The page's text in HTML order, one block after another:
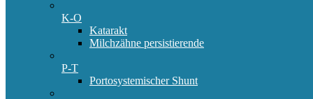
K-O
Katarakt
Milchzähne persistierende
P-T
Portosystemischer Shunt